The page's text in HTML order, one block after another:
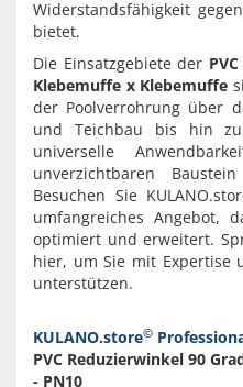
Widerstandsfähigkeit
bietet.
Die Einsatzgebiete der
Klebemuffe x Klebemuffe
der Poolverrohrung über
und Teichbau bis hin zu
universelle
unverzichtbaren
Besuchen Sie
umfangreiches Angebot,
optimiert und erweitert.
hier, um Sie mit Expertise
unterstützen.
KULANO.store©
PVC Reduzierwinkel 90
- PN10